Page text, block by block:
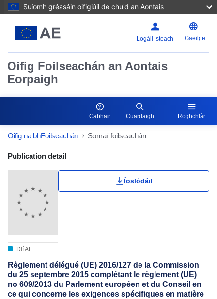
Suíomh gréasáin oifigiúil de chuid an Aontais
Logáil isteach Gaeilge
Oifig Foilseachán an Aontais
Eorpaigh
Cabhair Cuardaigh Roghchlár
Oifig na bhFoilseachán Sonraí foilseachán
Publication Detail Actions Portlet
Publication detail
Dlí AE
Íoslódáil
Règlement délégué (UE) 2016/127 de la Commission
du 25 septembre 2015 complétant le règlement (UE)
no 609/2013 du Parlement européen et du Conseil en
ce qui concerne les exigences spécifiques en matière